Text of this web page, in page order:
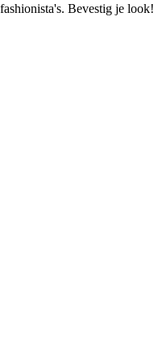
Bevestig je look!